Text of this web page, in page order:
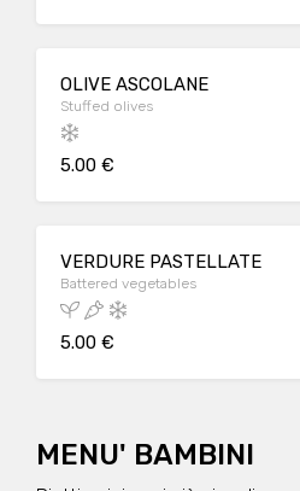
OLIVE ASCOLANE
Stuffed olives
5.00 €
VERDURE PASTELLATE
Battered vegetables
5.00 €
MENU' BAMBINI